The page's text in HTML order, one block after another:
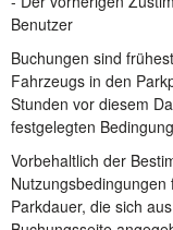
Benutzer
Buchungen sind
Fahrzeugs in den
Stunden vor diesem
festgelegten
Vorbehaltlich der
Parkdauer, die sich